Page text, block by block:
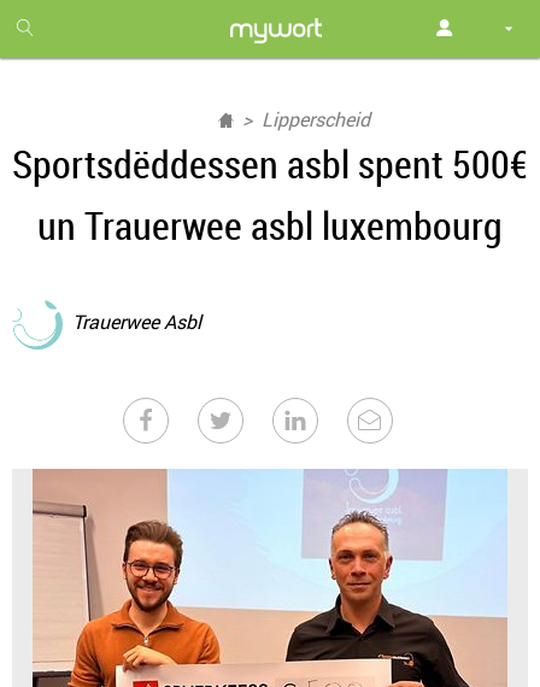
month
free
Lipperscheid
Sportsdëddessen asbl spent 500€
un Trauerwee asbl luxembourg
Trauerwee Asbl